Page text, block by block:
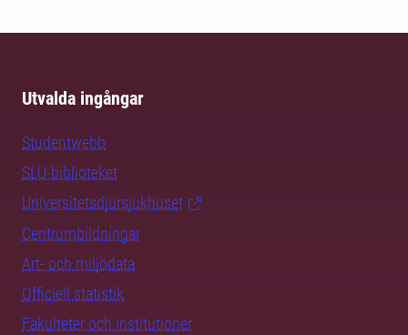
Utvalda ingångar
Studentwebb
SLU-biblioteket
Universitetsdjursjukhuset
Centrumbildningar
Art- och miljödata
Officiell statistik
Fakulteter och institutioner